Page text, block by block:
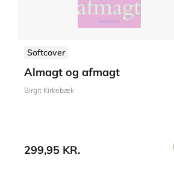
Softcover
Almagt og afmagt
Birgit Kirkebæk
299,95 KR.